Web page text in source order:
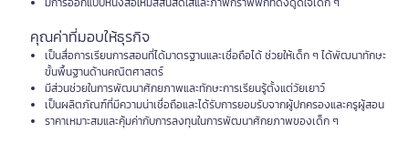
คุณค่าที่มอบให้ธุรกิจ
เป็นสื่อการเรียนการสอนที่ได้มาตรฐานและเชื่อถือได้ ช่วยให้เด็ก ๆ ได้พัฒนาทักษะ
ขั้นพื้นฐานด้านคณิตศาสตร์
มีส่วนช่วยในการพัฒนาศักยภาพและทักษะการเรียนรู้ตั้งแต่วัยเยาว์
เป็นผลิตภัณฑ์ที่มีความน่าเชื่อถือและได้รับการยอมรับจากผู้ปกครองและครูผู้สอน
ราคาเหมาะสมและคุ้มค่ากับการลงทุนในการพัฒนาศักยภาพของเด็ก ๆ